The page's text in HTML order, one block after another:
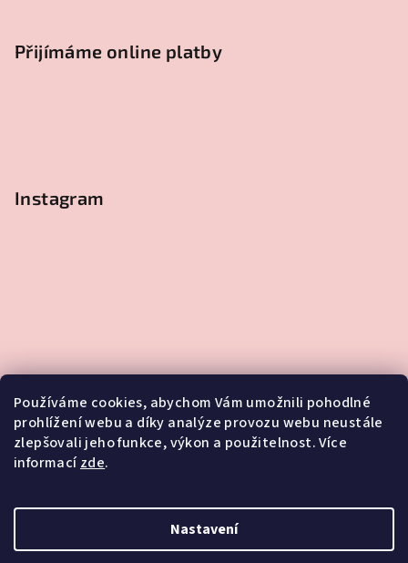
Používáme cookies, abychom Vám umožnili pohodlné
prohlížení webu a díky analýze provozu webu neustále
zlepšovali jeho funkce, výkon a použitelnost. Více
informacízde.
Nastavení
Přijímáme online platby
Instagram
Sledovat na Instagramu